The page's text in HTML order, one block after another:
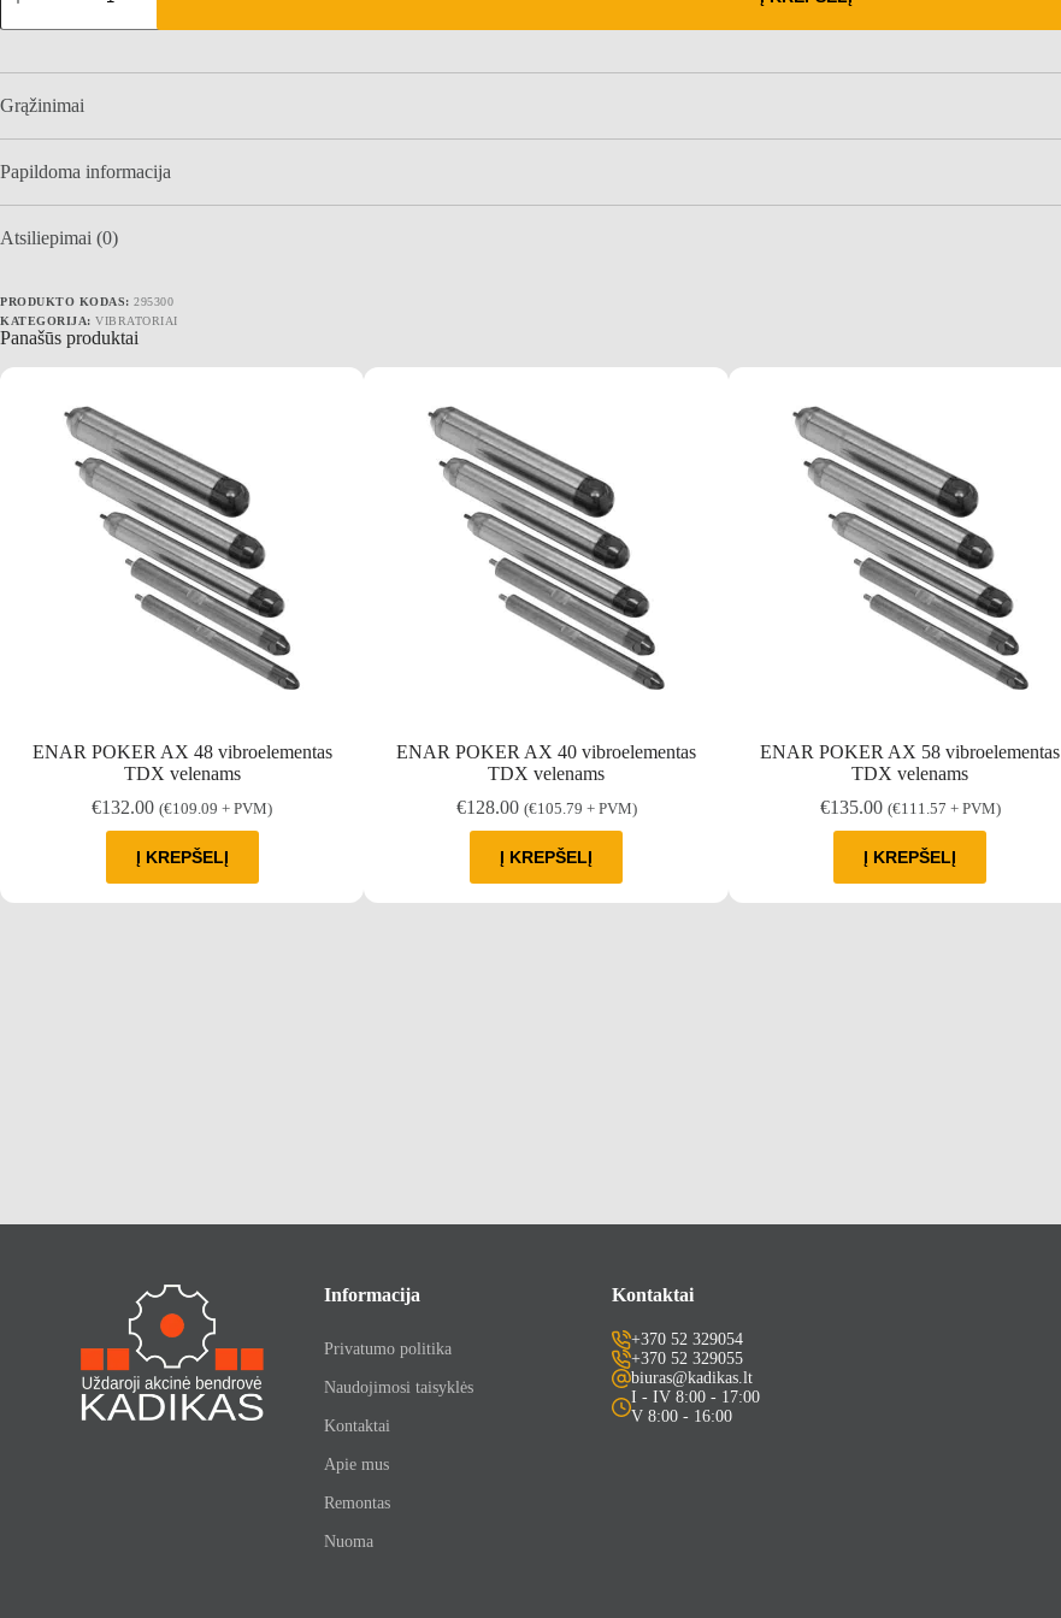
POKER
25
vibroelementas
TDXE
velenams
Grąžinimai
Papildoma informacija
Atsiliepimai (0)
PRODUKTO KODAS: 295300
KATEGORIJA: VIBRATORIAI
Panašūs produktai
ENAR POKER AX 48 vibroelementas
TDX velenams
€132.00 (€109.09 + PVM)
Į KREPŠELĮ
ENAR POKER AX 40 vibroelementas
TDX velenams
€128.00 (€105.79 + PVM)
Į KREPŠELĮ
ENAR POKER AX 58 vibroelementas
TDX velenams
€135.00 (€111.57 + PVM)
Į KREPŠELĮ
Informacija
Privatumo politika
Naudojimosi taisyklės
Kontaktai
Apie mus
Remontas
Nuoma
Kontaktai
+370 52 329054
+370 52 329055
biuras@kadikas.lt
I - IV 8:00 - 17:00
V 8:00 - 16:00